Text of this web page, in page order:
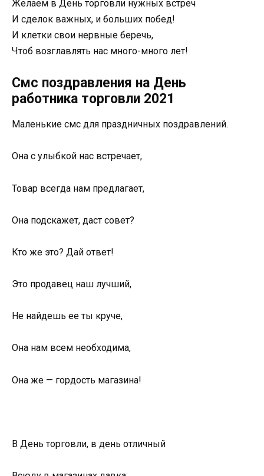
Желаем в День торговли нужных встреч
И сделок важных, и больших побед!
И клетки свои нервные беречь,
Чтоб возглавлять нас много-много лет!
Смс поздравления на День
работника торговли 2021
Маленькие смс для праздничных поздравлений.
Она с улыбкой нас встречает,
Товар всегда нам предлагает,
Она подскажет, даст совет?
Кто же это? Дай ответ!
Это продавец наш лучший,
Не найдешь ее ты круче,
Она нам всем необходима,
Она же — гордость магазина!
В День торговли, в день отличный